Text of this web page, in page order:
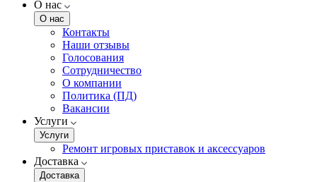
О нас
О нас
Контакты
Наши отзывы
Голосования
Сотрудничество
О компании
Политика (ПД)
Вакансии
Услуги
Услуги
Ремонт игровых приставок и аксессуаров
Доставка
Доставка